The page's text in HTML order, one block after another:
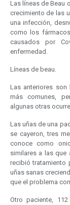
Las líneas de Beau
crecimiento de las
una infección,
como los
causados por
enfermedad.
Líneas de beau.
Las anteriores
más comunes,
algunas otras
Las uñas de una
se cayeron, tres
conoce como
similares a las que
recibió tratamiento
uñas sanas
que el problema
Otro paciente,